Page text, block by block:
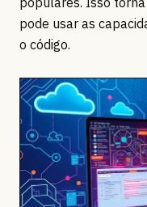
pode usar as
o código.